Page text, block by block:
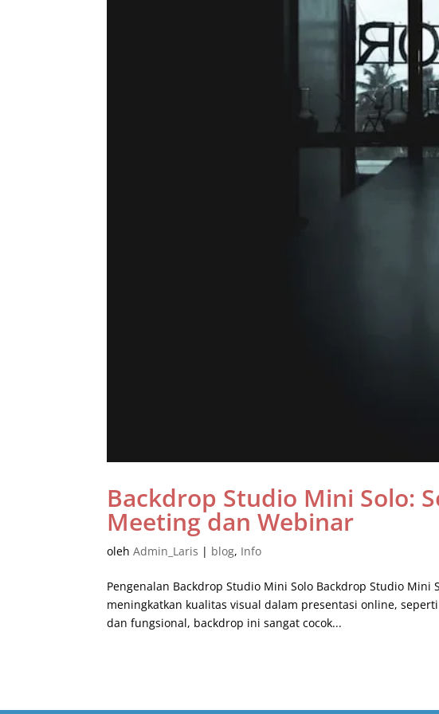
Backdrop Studio Mini Solo:
Meeting dan Webinar
olehAdmin_Laris | blog, Info
Pengenalan Backdrop Studio Mini Solo Backdrop Studio
meningkatkan kualitas visual dalam presentasi online,
dan fungsional, backdrop ini sangat cocok...